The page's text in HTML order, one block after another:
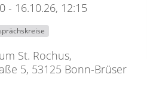
- 16.10.26, 12:15
St. Rochus,
5, 53125 Bonn-Brüser